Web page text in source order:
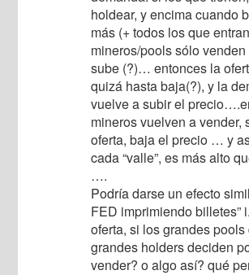
holdear, y encima cuando
más (+ todos los que
mineros/pools sólo
sube (?)… entonces la
quizá hasta baja(?), y la
vuelve a subir el
mineros vuelven a vender,
oferta, baja el precio … y
cada “valle”, es más alto
….
Podría darse un efecto
FED imprimiendo billetes”
oferta, si los grandes
grandes holders deciden
vender? o algo así? qué